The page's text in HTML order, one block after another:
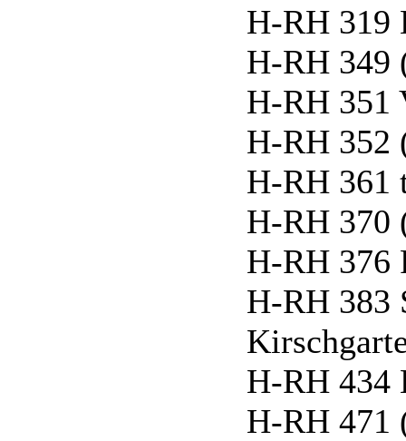
H-RH 319
H-RH 349
H-RH 351
H-RH 352
H-RH 361
H-RH 370
H-RH 376
H-RH 383
H-RH 434
H-RH 471